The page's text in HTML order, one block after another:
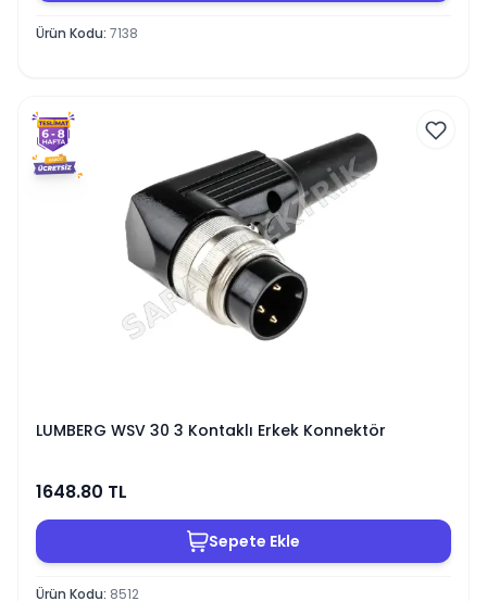
Ürün Kodu: 7138
LUMBERG WSV 30 3 Kontaklı Erkek Konnektör
1648.80 TL
Sepete Ekle
Ürün Kodu: 8512